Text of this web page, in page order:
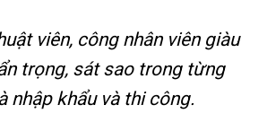
viên, công nhân viên giàu
trọng, sát sao trong từng
nhập khẩu và thi công.